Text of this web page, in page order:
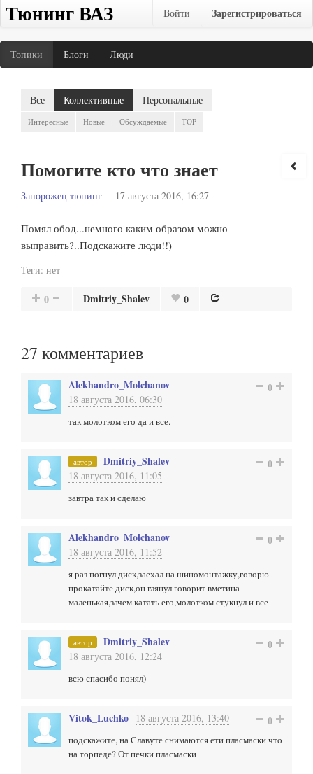
Тюнинг ВАЗ Войти Зарегистрироваться
Топики Блоги Люди
Все Коллективные Персональные
Интересные Новые Обсуждаемые TOP
Помогите кто что знает
Запорожец тюнинг 17 августа 2016, 16:27
Помял обод...немного каким образом можно
выправить?..Подскажите люди!!)
Теги: нет
0 Dmitriy_Shalev 0
27 комментариев
Alekhandro_Molchanov
18 августа 2016, 06:30
0
так молотком его да и все.
автор Dmitriy_Shalev
18 августа 2016, 11:05
0
завтра так и сделаю
Alekhandro_Molchanov
18 августа 2016, 11:52
0
я раз погнул диск,заехал на шиномонтажку,говорю
прокатайте диск,он глянул говорит вметина
маленькая,зачем катать его,молотком стукнул и все
автор Dmitriy_Shalev
18 августа 2016, 12:24
0
всю спасибо понял)
Vitok_Luchko 18 августа 2016, 13:40 0
подскажите, на Славуте снимаются ети пласмаски что
на торпеде? От печки пласмаски